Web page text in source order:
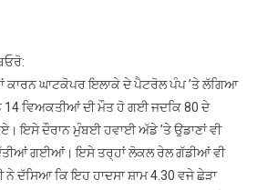
ਪੈਟਰੋਲ
ਲੱਗਾ
ਹੋਰਡਿੰਗ
ਡਿੱਗਿਆ,
ਕਾਰਨ ਘਾਟਕੋਪਰ ਇਲਾਕੇ ਦੇ ਪੈਟਰੋਲ ਪੰਪ ’ਤੇ ਲੱਗਿਆ
14 ਵਿਅਕਤੀਆਂ ਦੀ ਮੌਤ ਹੋ ਗਈ ਜਦਕਿ 80 ਦੇ
ਇਸੇ ਦੌਰਾਨ ਮੁੰਬਈ ਹਵਾਈ ਅੱਡੇ ’ਤੇ ਉਡਾਣਾਂ ਵੀ
ਗਈਆਂ। ਇਸੇ ਤਰ੍ਹਾਂ ਲੋਕਲ ਰੇਲ ਗੱਡੀਆਂ ਵੀ
ਨੇ ਦੱਸਿਆ ਕਿ ਇਹ ਹਾਦਸਾ ਸ਼ਾਮ 4.30 ਵਜੇ ਛੇੜਾ